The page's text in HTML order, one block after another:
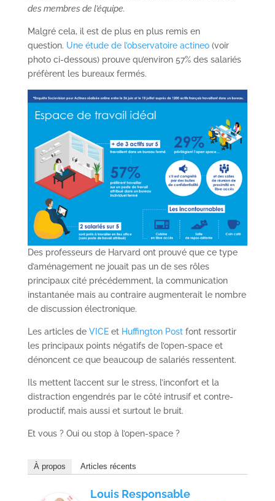
des membres de l’équipe.
Malgré cela, il est de plus en plus remis en
question. Une étude de l’observatoire actineo(voir
photo ci-dessous) prouve qu’environ 57% des salariés
préfèrent les bureaux fermés.
Des professeurs de Harvard ont prouvé que ce type
d’aménagement ne jouait pas un de ses rôles
principaux cité précédemment, la communication
instantanée mais au contraire augmenterait le nombre
de discussion électronique.
Les articles de VICEet Huffington Postfont ressortir
les principaux points négatifs de l’open-space et
dénoncent ce que beaucoup de salariés ressentent.
Ils mettent l’accent sur le stress, l’inconfort et la
distraction engendrés par le côté intrusif et contre-
productif, mais aussi et surtout le bruit.
Et vous ? Oui ou stop à l’open-space ?
À propos Articles récents
Louis Responsable